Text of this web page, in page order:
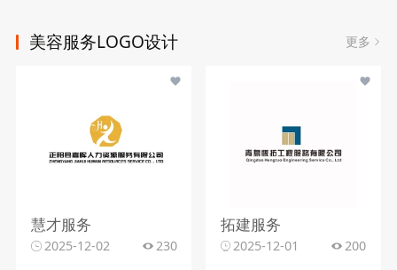
美容服务LOGO设计 更多
慧才服务
2025-12-02 230
拓建服务
2025-12-01 200